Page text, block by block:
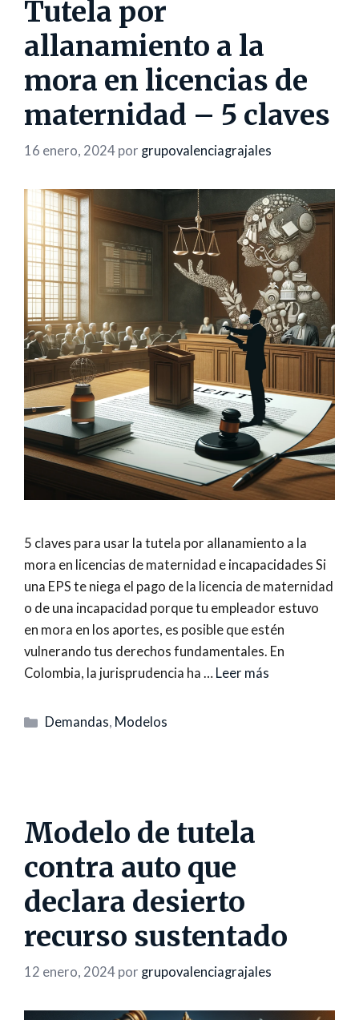
Tutela por
allanamiento a la
mora en licencias de
maternidad – 5 claves
16 enero, 2024 por grupovalenciagrajales
5 claves para usar la tutela por allanamiento a la
mora en licencias de maternidad e incapacidades Si
una EPS te niega el pago de la licencia de maternidad
o de una incapacidad porque tu empleador estuvo
en mora en los aportes, es posible que estén
vulnerando tus derechos fundamentales. En
Colombia, la jurisprudencia ha … Leer más
Categorías
Demandas, Modelos
Modelo de tutela
contra auto que
declara desierto
recurso sustentado
12 enero, 2024 por grupovalenciagrajales